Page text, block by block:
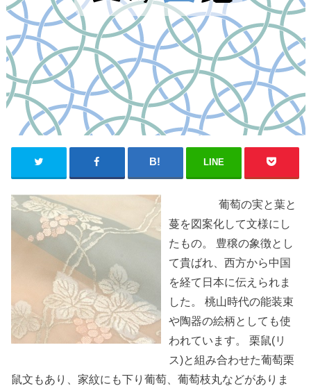
LINE
葡萄の実と葉と
蔓を図案化して文様にし
たもの。 豊穣の象徴とし
て貴ばれ、西方から中国
を経て日本に伝えられま
した。 桃山時代の能装束
や陶器の絵柄としても使
われています。 栗鼠(リ
ス)と組み合わせた葡萄栗
鼠文もあり、家紋にも下り葡萄、葡萄枝丸などがありま